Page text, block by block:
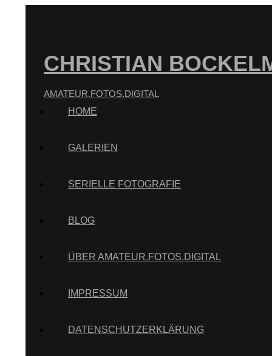
CHRISTIAN
AMATEUR.FOTOS.DIGITAL
HOME
GALERIEN
SERIELLE FOTOGRAFIE
BLOG
ÜBER AMATEUR.FOTOS.DIGITAL
IMPRESSUM
DATENSCHUTZERKLÄRUNG